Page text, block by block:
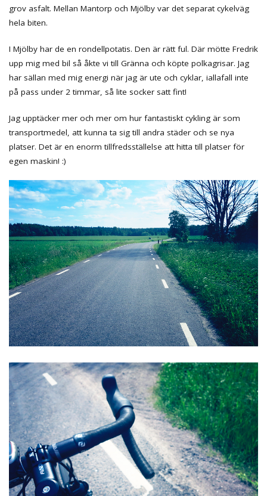
grov asfalt. Mellan Mantorp och Mjölby var det separat cykelväg
hela biten.
I Mjölby har de en rondellpotatis. Den är rätt ful. Där mötte Fredrik
upp mig med bil så åkte vi till Gränna och köpte polkagrisar. Jag
har sällan med mig energi när jag är ute och cyklar, iallafall inte
på pass under 2 timmar, så lite socker satt fint!
Jag upptäcker mer och mer om hur fantastiskt cykling är som
transportmedel, att kunna ta sig till andra städer och se nya
platser. Det är en enorm tillfredsställelse att hitta till platser för
egen maskin! :)